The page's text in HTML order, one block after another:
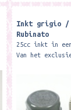
Inkt grigio /
Rubinato
25cc inkt in
Van het